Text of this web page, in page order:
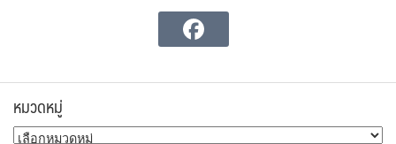
หมวดหมู่
หมวด